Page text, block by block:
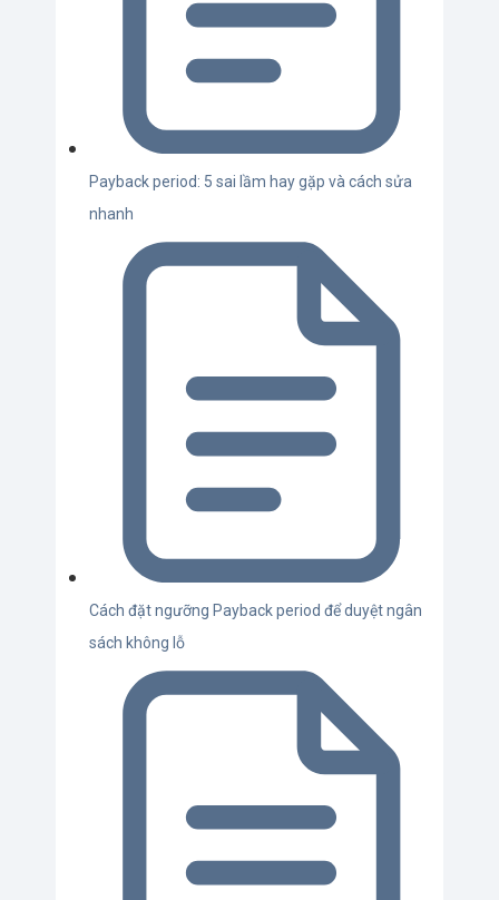
Payback period: 5 sai lầm hay gặp và cách sửa
nhanh
Cách đặt ngưỡng Payback period để duyệt ngân
sách không lỗ